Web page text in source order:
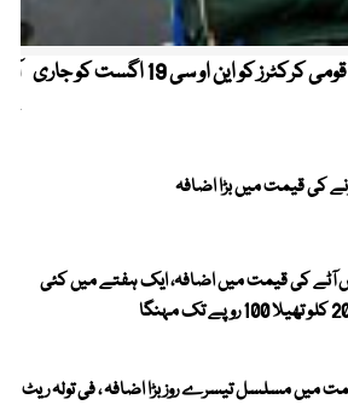
کیریبین پریمیئر لیگ ، قومی کرکٹرز کو این او سی 19 اگست کو جاری
آٹے کی قیمت میں اضافہ، ایک ہفتے میں کئی
میں مسلسل تیسرے روز بڑا اضافہ ، فی تولہ ریٹ